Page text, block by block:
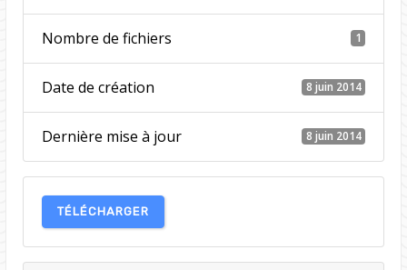
Nombre de fichiers 1
Date de création 8 juin 2014
Dernière mise à jour 8 juin 2014
TÉLÉCHARGER